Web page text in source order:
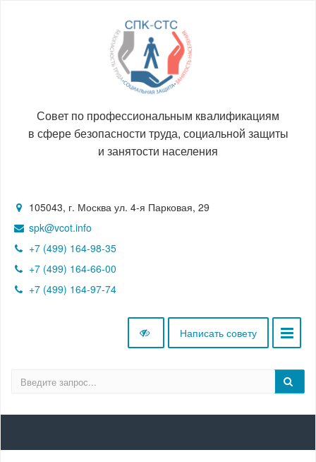
Совет по профессиональным квалификациям
в сфере безопасности труда, социальной защиты
и занятости населения
105043, г. Москва ул. 4-я Парковая, 29
spk@vcot.info
+7 (499) 164-98-35
+7 (499) 164-66-00
+7 (499) 164-97-74
Написать совету